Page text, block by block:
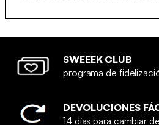
SWEEEK CLUB
programa de
DEVOLUCIONES
14 días para cambiar